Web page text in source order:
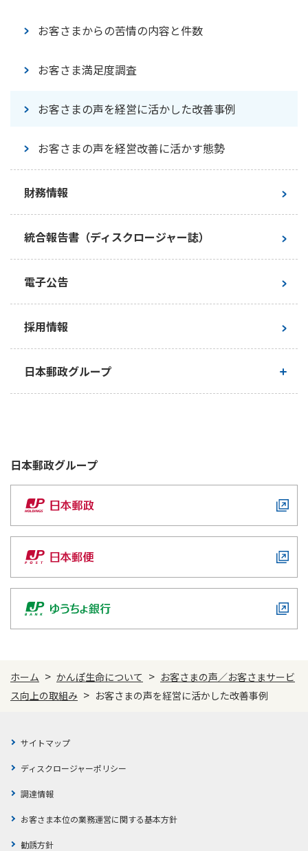
環境
社会
ガバナンス
サステナブル投資
ESGライブラリ・インデックス
お客さまからの苦情の内容と件数
お客さま満足度調査
お客さまの声を経営に活かした改善事例
お客さまの声を経営改善に活かす態勢
財務情報
統合報告書（ディスクロージャー誌）
電子公告
採用情報
日本郵政グループ
日本郵政グループ
ホーム > かんぽ生命について > お客さまの声／お客さまサービ
ス向上の取組み > お客さまの声を経営に活かした改善事例
サイトマップ
ディスクロージャーポリシー
調達情報
お客さま本位の業務運営に関する基本方針
勧誘方針